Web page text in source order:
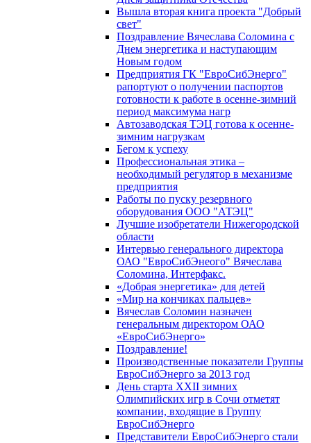
Вышла вторая книга проекта "Добрый
свет"
Поздравление Вячеслава Соломина с
Днем энергетика и наступающим
Новым годом
Предприятия ГК "ЕвроСибЭнерго"
рапортуют о получении паспортов
готовности к работе в осенне-зимний
период максимума нагр
Автозаводская ТЭЦ готова к осенне-
зимним нагрузкам
Бегом к успеху
Профессиональная этика –
необходимый регулятор в механизме
предприятия
Работы по пуску резервного
оборудования ООО "АТЭЦ"
Лучшие изобретатели Нижегородской
области
Интервью генерального директора
ОАО "ЕвроСибЭнеого" Вячеслава
Соломина, Интерфакс.
«Добрая энергетика» для детей
«Мир на кончиках пальцев»
Вячеслав Соломин назначен
генеральным директором ОАО
«ЕвроСибЭнерго»
Поздравление!
Производственные показатели Группы
ЕвроСибЭнерго за 2013 год
День старта XXII зимних
Олимпийских игр в Сочи отметят
компании, входящие в Группу
ЕвроСибЭнерго
Представители ЕвроСибЭнерго стали